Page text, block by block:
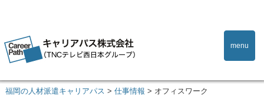
menu
福岡の人材派遣キャリアパス > 仕事情報 > オフィスワーク